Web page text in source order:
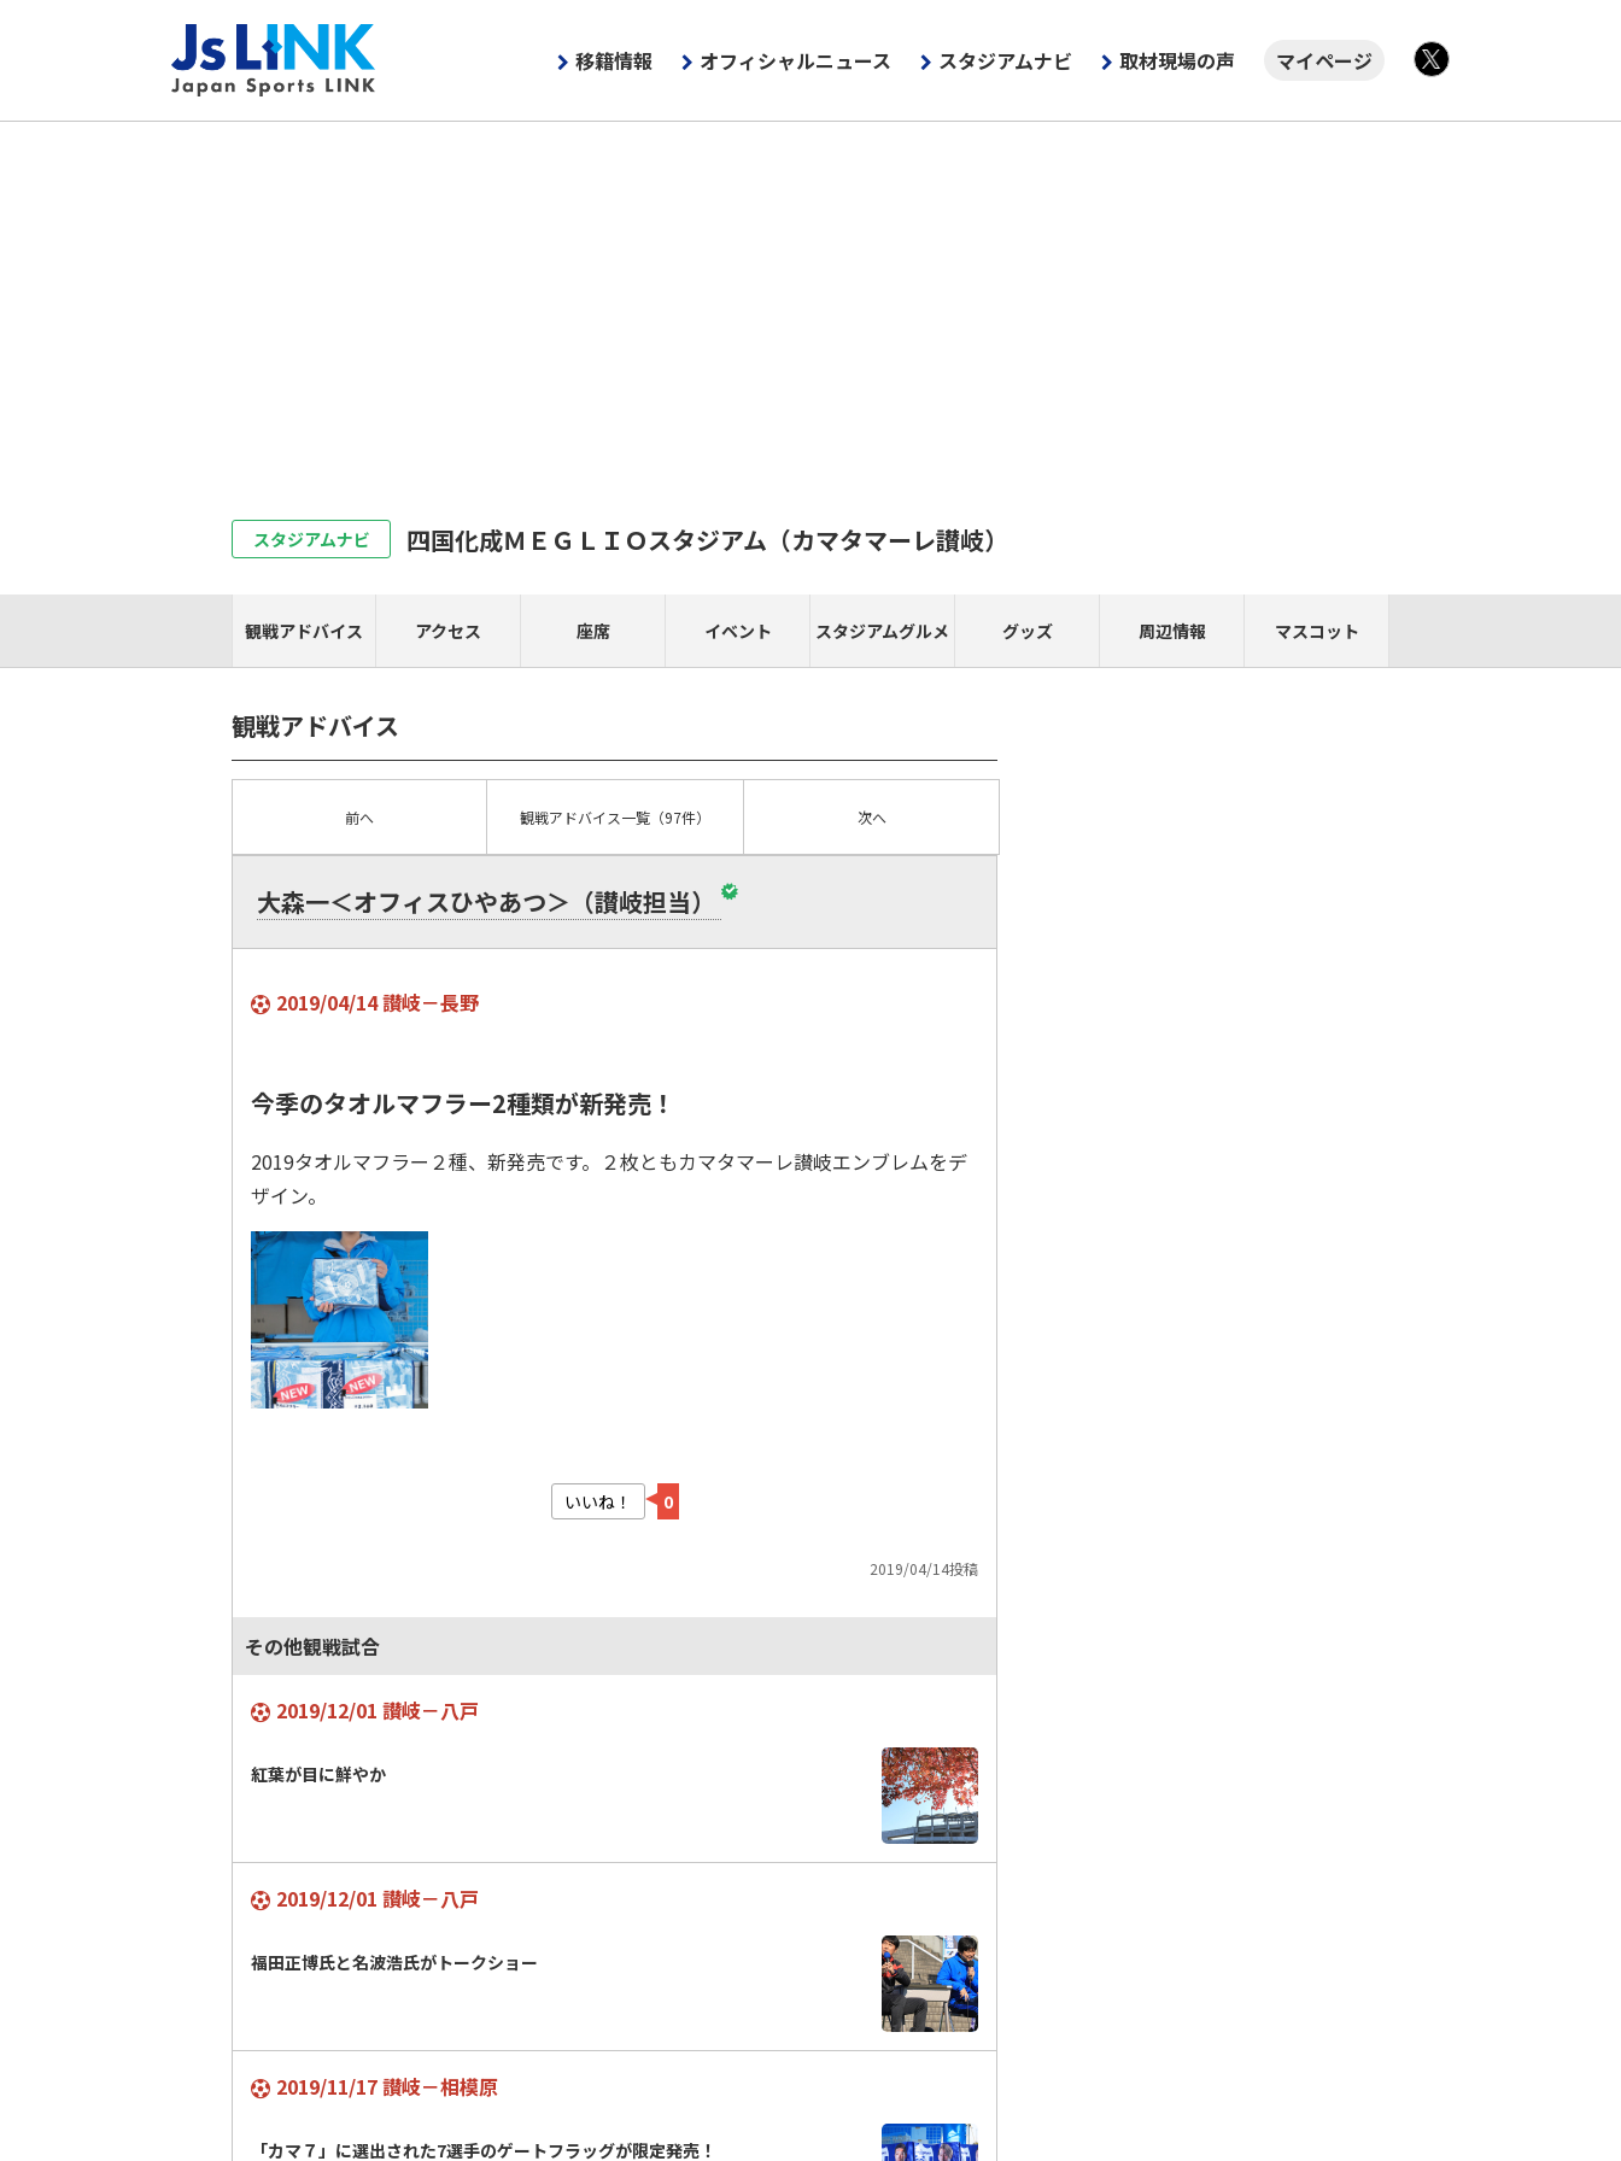
移籍情報 オフィシャルニュース スタジアムナビ 取材現場の声
マイページ
スタジアムナビ 四国化成ＭＥＧＬＩＯスタジアム （カマタマーレ讃岐）
観戦アドバイス アクセス 座席 イベント スタジアムグルメ グッズ 周辺情報 マスコット
観戦アドバイス
前へ 観戦アドバイス一覧 （97件） 次へ
大森一＜オフィスひやあつ＞（讃岐担当）
2019/04/14 讃岐－長野
今季のタオルマフラー2種類が新発売！
2019タオルマフラー２種、新発売です。２枚ともカマタマーレ讃岐エンブレムをデ
ザイン。
いいね！ 0
2019/04/14投稿
その他観戦試合
2019/12/01 讃岐－八戸
紅葉が目に鮮やか
2019/12/01 讃岐－八戸
福田正博氏と名波浩氏がトークショー
2019/11/17 讃岐－相模原
「カマ７」に選出された7選手のゲートフラッグが限定発売！